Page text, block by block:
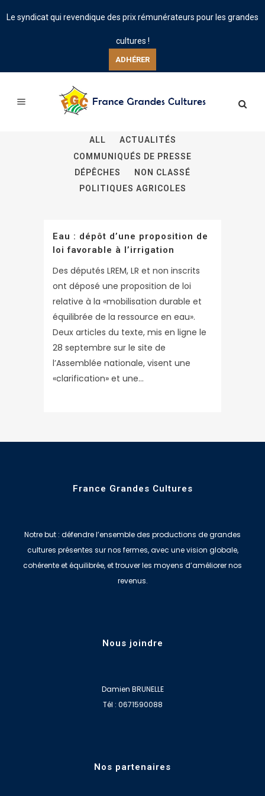
Le syndicat qui revendique des prix rémunérateurs pour les grandes
cultures !
ADHÉRER
ALL
ACTUALITÉS
COMMUNIQUÉS DE PRESSE
DÉPÊCHES
NON CLASSÉ
POLITIQUES AGRICOLES
Eau : dépôt d’une proposition de
loi favorable à l’irrigation
Des députés LREM, LR et non inscrits
ont déposé une proposition de loi
relative à la «mobilisation durable et
équilibrée de la ressource en eau».
Deux articles du texte, mis en ligne le
28 septembre sur le site de
l’Assemblée nationale, visent une
«clarification» et une...
France Grandes Cultures
Notre but : défendre l’ensemble des productions de grandes
cultures présentes sur nos fermes, avec une vision globale,
cohérente et équilibrée, et trouver les moyens d’améliorer nos
revenus.
Nous joindre
Damien BRUNELLE
Tél : 0671590088
Nos partenaires